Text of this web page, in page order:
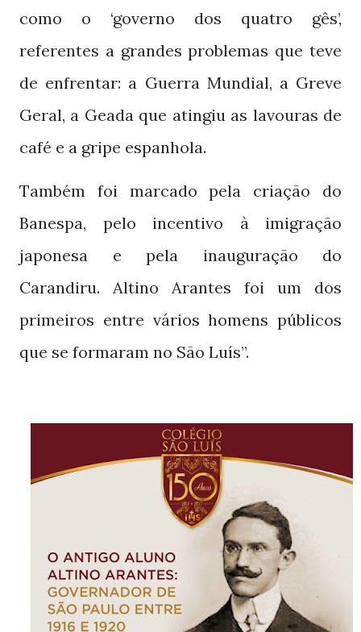
como o ‘governo dos quatro gês’,
referentes a grandes problemas que teve
de enfrentar: a Guerra Mundial, a Greve
Geral, a Geada que atingiu as lavouras de
café e a gripe espanhola.
Também foi marcado pela criação do
Banespa, pelo incentivo à imigração
japonesa e pela inauguração do
Carandiru. Altino Arantes foi um dos
primeiros entre vários homens públicos
que se formaram no São Luís”.